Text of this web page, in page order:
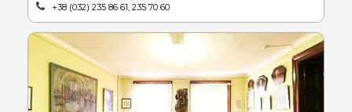
+38 (032) 235 86 61, 235 70 60